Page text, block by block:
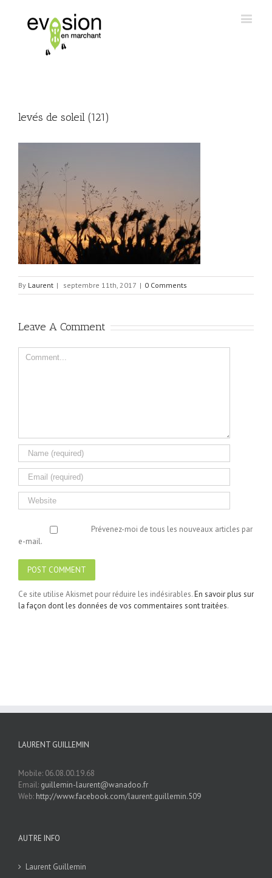
levés de soleil (121)
By Laurent | septembre 11th, 2017 | 0 Comments
Leave A Comment
Comment
Prévenez-moi de tous les nouveaux articles par
e-mail.
Ce site utilise Akismet pour réduire les indésirables.En savoir plus sur
la façon dont les données de vos commentaires sont traitées.
LAURENT GUILLEMIN
Mobile: 06.08.00.19.68
Email: guillemin-laurent@wanadoo.fr
Web: http://www.facebook.com/laurent.guillemin.509
AUTRE INFO
Laurent Guillemin